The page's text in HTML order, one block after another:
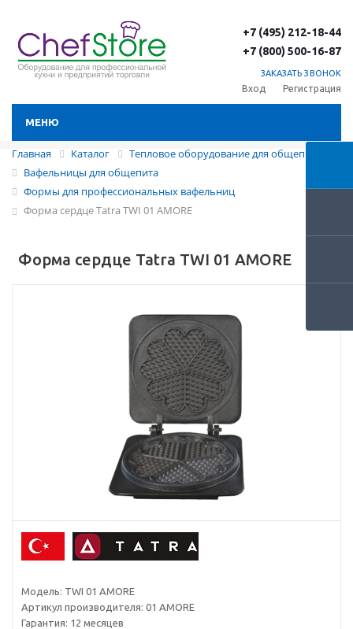
+7 (495) 212-18-44
+7 (800) 500-16-87
ЗАКАЗАТЬ ЗВОНОК
Вход Регистрация
МЕНЮ
Главная Каталог
Тепловое оборудование для общепита
Вафельницы для общепита
Формы для профессиональных вафельниц
Форма сердце Tatra TWI 01 AMORE
Форма сердце Tatra TWI 01 AMORE
Модель: TWI 01 AMORE
Артикул производителя: 01 AMORE
Гарантия: 12 месяцев